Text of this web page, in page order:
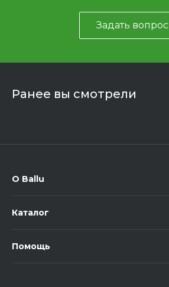
Задать вопрос
Ранее вы смотрели
О Ballu
Каталог
Помощь